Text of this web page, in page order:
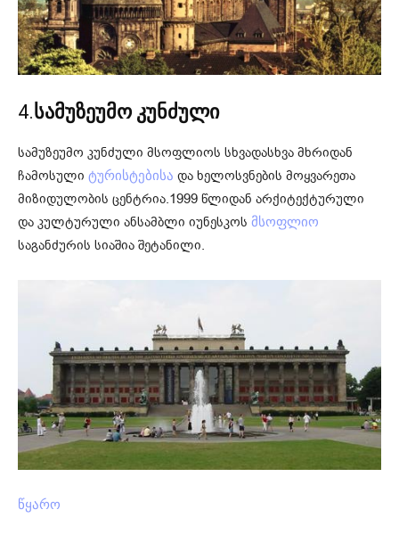
4.სამუზეუმო კუნძული
სამუზეუმო კუნძული მსოფლიოს სხვადასხვა მხრიდან
ჩამოსული ტურისტებისა და ხელოსვნების მოყვარეთა
მიზიდულობის ცენტრია.1999 წლიდან არქიტექტურული
და კულტურული ანსამბლი იუნესკოს მსოფლიო
საგანძურის სიაშია შეტანილი.
წყარო